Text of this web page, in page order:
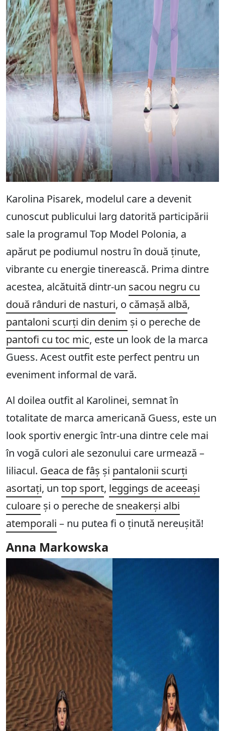
Karolina Pisarek, modelul care a devenit
cunoscut publicului larg datorită participării
sale la programul Top Model Polonia, a
apărut pe podiumul nostru în două ținute,
vibrante cu energie tinerească. Prima dintre
acestea, alcătuită dintr-un sacou negru cu
două rânduri de nasturi, o cămașă albă,
pantaloni scurți din denim și o pereche de
pantofi cu toc mic, este un look de la marca
Guess. Acest outfit este perfect pentru un
eveniment informal de vară.
Al doilea outfit al Karolinei, semnat în
totalitate de marca americană Guess, este un
look sportiv energic într-una dintre cele mai
în vogă culori ale sezonului care urmează –
liliacul. Geaca de fâș și pantalonii scurți
asortați, un top sport, leggings de aceeași
culoare și o pereche de sneakerși albi
atemporali – nu putea fi o ținută nereușită!
Anna Markowska